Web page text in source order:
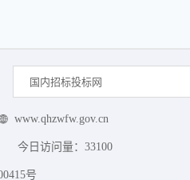
国内招标投标网
www.qhzwfw.gov.cn
今日访问量： 33100
号